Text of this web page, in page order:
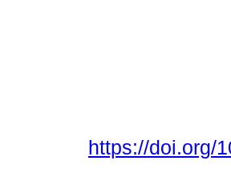
https://doi.org/